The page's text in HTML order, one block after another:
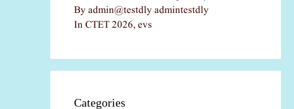
By admin@testdly admintestdly
In CTET 2026, evs
Categories